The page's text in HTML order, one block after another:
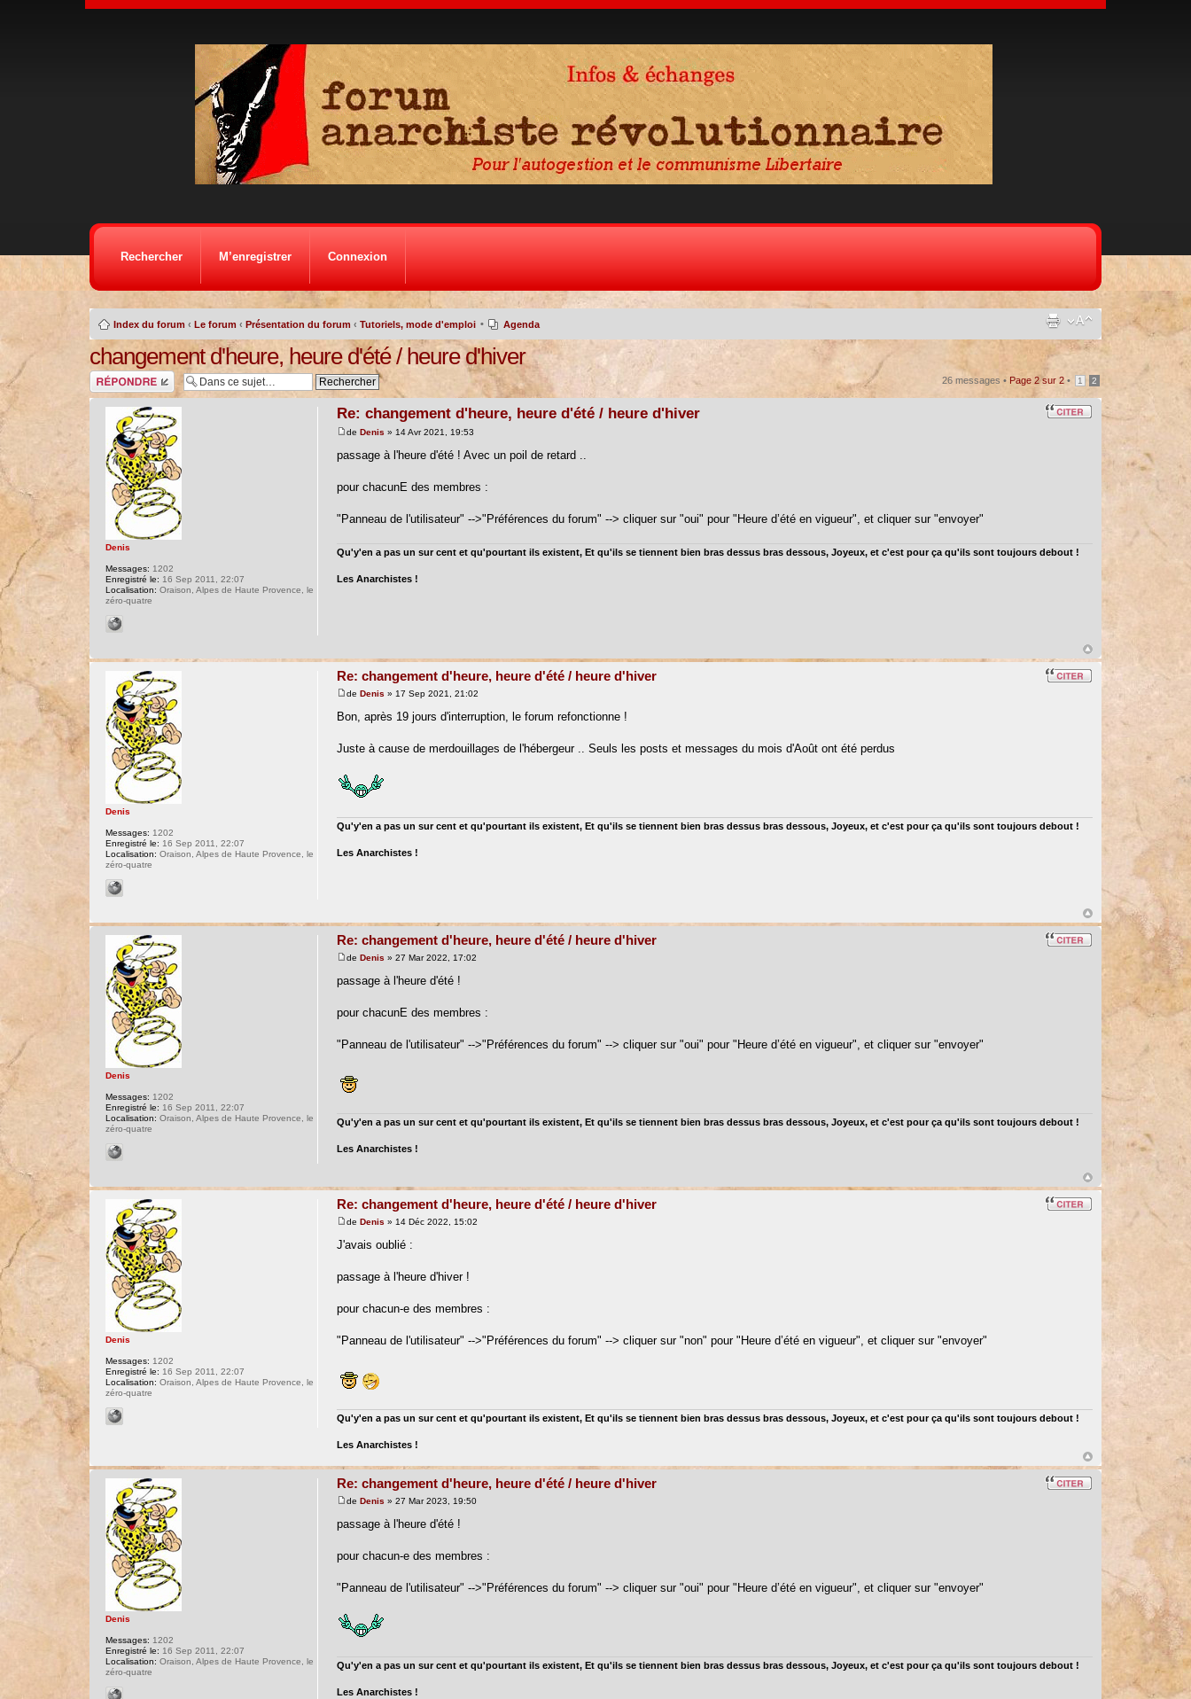
Rechercher M’enregistrer Connexion
Index du forum ‹ Le forum ‹ Présentation du forum ‹ Tutoriels, mode d'emploi • Agenda
changement d'heure, heure d'été / heure d'hiver
Répondre 26 messages •Page2sur2 • 1 2
Re: changement d'heure, heure d'été / heure d'hiver
deDenis » 14 Avr 2021, 19:53
passage à l'heure d'été ! Avec un poil de retard ..
pour chacunE des membres :
"Panneau de l'utilisateur" -->"Préférences du forum" --> cliquer sur "oui" pour "Heure d’été en vigueur", et cliquer sur "envoyer"
Qu'y'en a pas un sur cent et qu'pourtant ils existent, Et qu'ils se tiennent bien bras dessus bras dessous, Joyeux, et c'est pour ça qu'ils sont toujours debout !
Les Anarchistes !
Denis
Messages: 1202
Enregistré le: 16 Sep 2011, 22:07
Localisation: Oraison, Alpes de Haute Provence, le
zéro-quatre
Re: changement d'heure, heure d'été / heure d'hiver
deDenis » 17 Sep 2021, 21:02
Bon, après 19 jours d'interruption, le forum refonctionne !
Juste à cause de merdouillages de l'hébergeur .. Seuls les posts et messages du mois d'Août ont été perdus
Qu'y'en a pas un sur cent et qu'pourtant ils existent, Et qu'ils se tiennent bien bras dessus bras dessous, Joyeux, et c'est pour ça qu'ils sont toujours debout !
Les Anarchistes !
Denis
Messages: 1202
Enregistré le: 16 Sep 2011, 22:07
Localisation: Oraison, Alpes de Haute Provence, le
zéro-quatre
Re: changement d'heure, heure d'été / heure d'hiver
deDenis » 27 Mar 2022, 17:02
passage à l'heure d'été !
pour chacunE des membres :
"Panneau de l'utilisateur" -->"Préférences du forum" --> cliquer sur "oui" pour "Heure d’été en vigueur", et cliquer sur "envoyer"
Qu'y'en a pas un sur cent et qu'pourtant ils existent, Et qu'ils se tiennent bien bras dessus bras dessous, Joyeux, et c'est pour ça qu'ils sont toujours debout !
Les Anarchistes !
Denis
Messages: 1202
Enregistré le: 16 Sep 2011, 22:07
Localisation: Oraison, Alpes de Haute Provence, le
zéro-quatre
Re: changement d'heure, heure d'été / heure d'hiver
deDenis » 14 Déc 2022, 15:02
J'avais oublié :
passage à l'heure d'hiver !
pour chacun-e des membres :
"Panneau de l'utilisateur" -->"Préférences du forum" --> cliquer sur "non" pour "Heure d’été en vigueur", et cliquer sur "envoyer"
Qu'y'en a pas un sur cent et qu'pourtant ils existent, Et qu'ils se tiennent bien bras dessus bras dessous, Joyeux, et c'est pour ça qu'ils sont toujours debout !
Les Anarchistes !
Denis
Messages: 1202
Enregistré le: 16 Sep 2011, 22:07
Localisation: Oraison, Alpes de Haute Provence, le
zéro-quatre
Re: changement d'heure, heure d'été / heure d'hiver
deDenis » 27 Mar 2023, 19:50
passage à l'heure d'été !
pour chacun-e des membres :
"Panneau de l'utilisateur" -->"Préférences du forum" --> cliquer sur "oui" pour "Heure d’été en vigueur", et cliquer sur "envoyer"
Qu'y'en a pas un sur cent et qu'pourtant ils existent, Et qu'ils se tiennent bien bras dessus bras dessous, Joyeux, et c'est pour ça qu'ils sont toujours debout !
Les Anarchistes !
Denis
Messages: 1202
Enregistré le: 16 Sep 2011, 22:07
Localisation: Oraison, Alpes de Haute Provence, le
zéro-quatre